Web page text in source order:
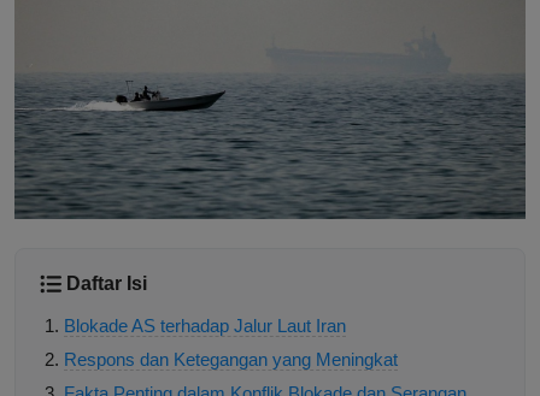
Daftar Isi
Blokade AS terhadap Jalur Laut Iran
Respons dan Ketegangan yang Meningkat